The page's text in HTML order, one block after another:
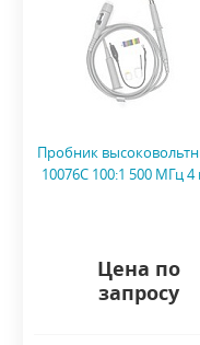
Пробник
10076C 100:1 500 МГц 4
Цена по
запросу